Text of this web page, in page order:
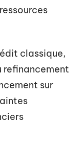
classique,
sur